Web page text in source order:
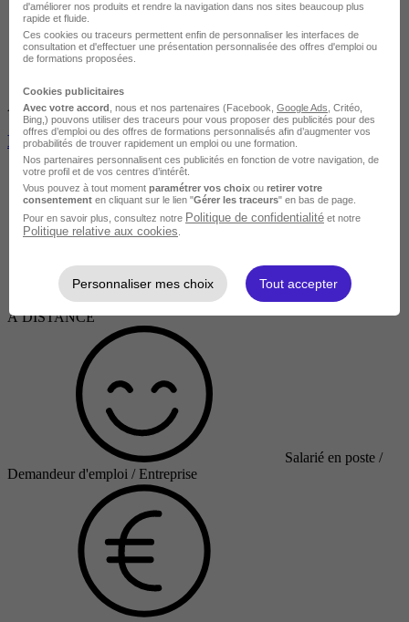
Avis du centre
Espagnol Général et Professionnel - Tous niveaux
À DISTANCE
Salarié en poste /
Demandeur d'emploi / Entreprise
d'améliorer nos produits et rendre la navigation dans nos sites beaucoup plus
rapide et fluide.
Ces cookies ou traceurs permettent enfin de personnaliser les interfaces de
consultation et d'effectuer une présentation personnalisée des offres d'emploi ou
de formations proposées.
Cookies publicitaires
Avec votre accord , nous et nos partenaires (Facebook, Google Ads , Critéo,
Bing,) pouvons utiliser des traceurs pour vous proposer des publicités pour des
offres d’emploi ou des offres de formations personnalisés afin d’augmenter vos
probabilités de trouver rapidement un emploi ou une formation.
Nos partenaires personnalisent ces publicités en fonction de votre navigation, de
votre profil et de vos centres d’intérêt.
Vous pouvez à tout moment paramétrer vos choix ou retirer votre
consentement en cliquant sur le lien "Gérer les traceurs" en bas de page.
Pour en savoir plus, consultez notre Politique de confidentialité et notre
Politique relative aux cookies
Personnaliser mes choix Tout accepter